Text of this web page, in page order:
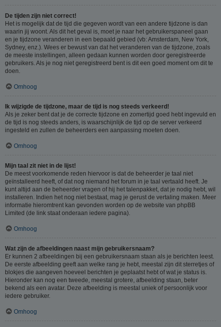
De tijden zijn niet correct!
Het is mogelijk dat de tijd die gegeven wordt van een andere tijdzone is dan
waarin jij woont. Als dit het geval is, moet je naar het gebruikerspaneel gaan
en je tijdzone veranderen in een bepaald gebied (vb: Amsterdam, New York,
Sydney, enz.). Wees er bewust van dat het veranderen van de tijdzone, zoals
de meeste instellingen, alleen gedaan kunnen worden door geregistreerde
gebruikers. Als je nog niet geregistreerd bent is dit een goed moment om dit te
doen.
Omhoog
Ik wijzigde de tijdzone, maar de tijd is nog steeds verkeerd!
Als je zeker bent dat je de correcte tijdzone en zomertijd goed hebt ingevuld en
de tijd is nog steeds anders, is waarschijnlijk de tijd op de server verkeerd
ingesteld en zullen de beheerders een aanpassing moeten doen.
Omhoog
Mijn taal zit niet in de lijst!
De meest voorkomende reden hiervoor is dat de beheerder je taal niet
geïnstalleerd heeft, of dat nog niemand het forum in je taal vertaald heeft. Je
kunt altijd aan de beheerder vragen of hij het talenpakket, dat je nodig hebt, wil
installeren. Indien het nog niet bestaat, mag je gerust de vertaling maken. Meer
informatie hieromtrent kan gevonden worden op de website van phpBB
Limited (de link staat onderaan iedere pagina).
Omhoog
Wat zijn de afbeeldingen naast mijn gebruikersnaam?
Er kunnen 2 afbeeldingen bij een gebruikersnaam staan als je berichten leest.
De eerste afbeelding geeft aan welke rang je hebt, meestal zijn dit sterretjes of
blokjes die aangeven hoeveel berichten je geplaatst hebt of wat je status is.
Hieronder kan nog een tweede, meestal grotere, afbeelding staan, beter
bekend als een avatar. Deze afbeelding is meestal uniek of persoonlijk voor
iedere gebruiker.
Omhoog